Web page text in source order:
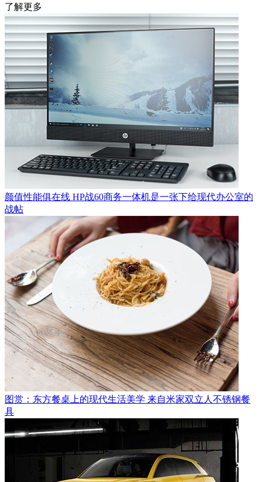
了解更多
颜值性能俱在线 HP战60商务一体机是一张下给现代办公室的
战帖
图赏：东方餐桌上的现代生活美学 来自米家双立人不锈钢餐
具